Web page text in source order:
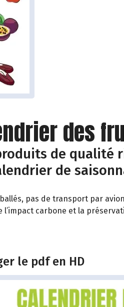
des
de qualité
de
pas de transport par
carbone et la
le pdf en HD